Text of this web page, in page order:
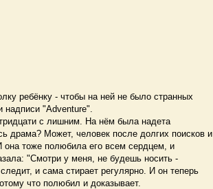
ребёнку - чтобы на ней не было странных
"Аdventure".
с лишним. На нём была надета
драма? Может, человек после долгих поисков и
она тоже полюбила его всем сердцем, и
"Смотри у меня, не будешь носить -
и сама стирает регулярно. И он теперь
что полюбил и доказывает.